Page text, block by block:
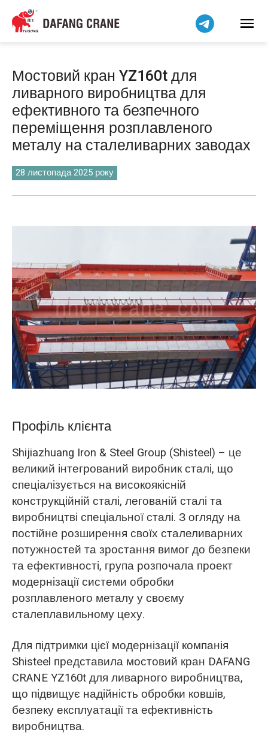
Мостовий кран YZ160t для
ливарного виробництва для
ефективного та безпечного
переміщення розплавленого
металу на сталеливарних заводах
28 листопада 2025 року
Профіль клієнта
Shijiazhuang Iron & Steel Group (Shisteel) – це
великий інтегрований виробник сталі, що
спеціалізується на високоякісній
конструкційній сталі, легованій сталі та
виробництві спеціальної сталі. З огляду на
постійне розширення своїх сталеливарних
потужностей та зростання вимог до безпеки
та ефективності, група розпочала проект
модернізації системи обробки
розплавленого металу у своєму
сталеплавильному цеху.
Для підтримки цієї модернізації компанія
Shisteel представила мостовий кран DAFANG
CRANE YZ160t для ливарного виробництва,
що підвищує надійність обробки ковшів,
безпеку експлуатації та ефективність
виробництва.
हिन्दी
Bahasa Indonesia
简体中文
বাংলা
فارسی
Pilipino
Čeština
Беларуская мова
O‘zbekcha